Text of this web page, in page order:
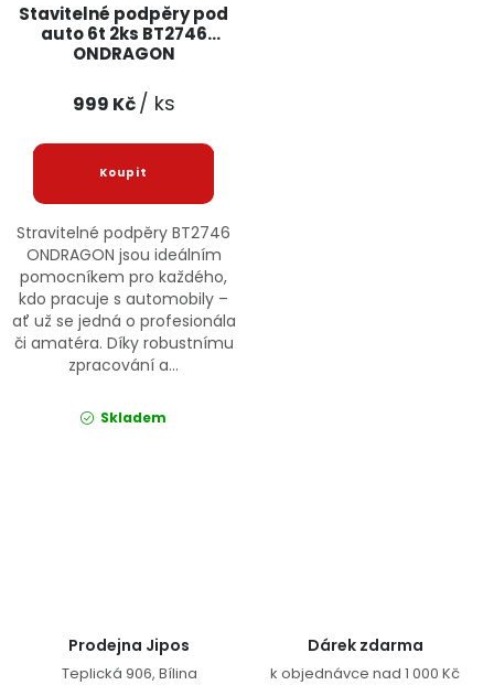
Stavitelné podpěry pod
auto 6t 2ks BT2746
ONDRAGON
999 Kč/ ks
Stravitelné podpěry BT2746
ONDRAGON jsou ideálním
pomocníkem pro každého,
kdo pracuje s automobily –
ať už se jedná o profesionála
či amatéra. Díky robustnímu
zpracování a...
Skladem
Prodejna Jipos
Teplická 906, Bílina
Dárek zdarma
k objednávce nad 1 000 Kč